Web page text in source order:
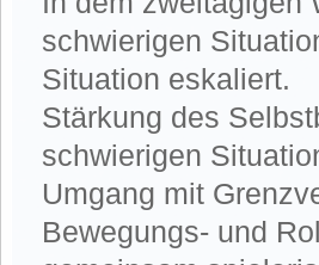
schwierigen
Situation eskaliert.
Stärkung des
schwierigen
Umgang mit
Bewegungs- und